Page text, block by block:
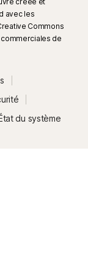
avec les
Commons
de
du système